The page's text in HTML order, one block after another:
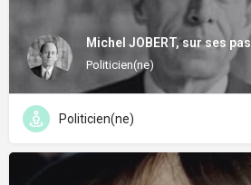
Michel JOBERT, sur ses pas
Politicien(ne)
Politicien(ne)